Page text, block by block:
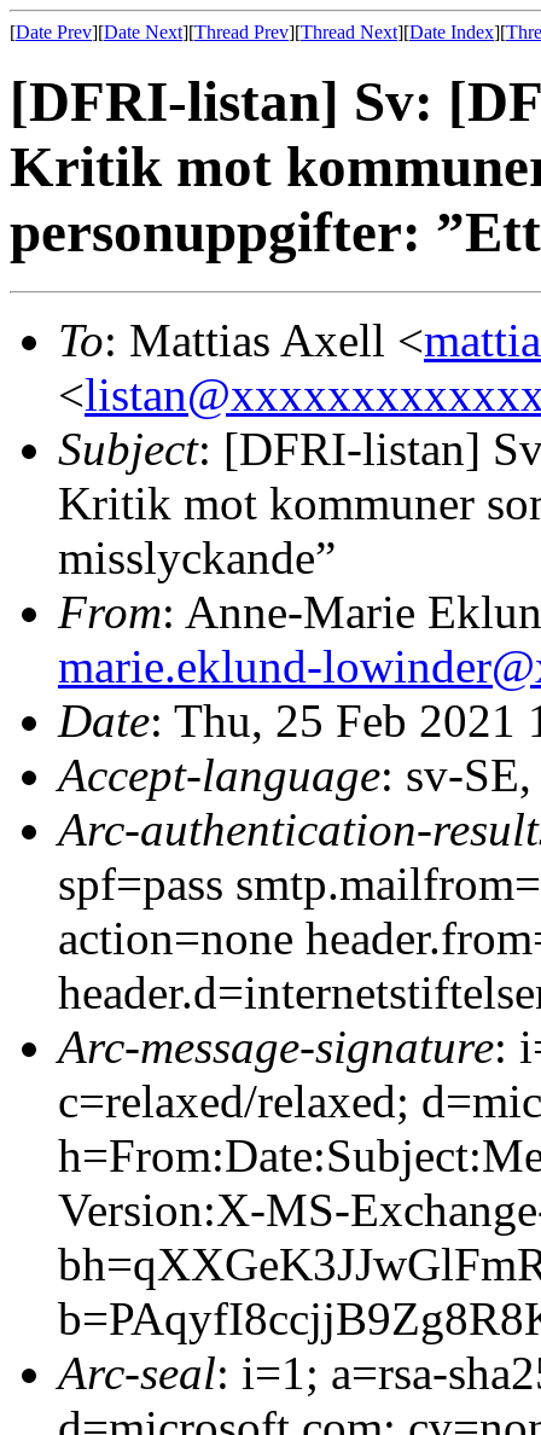
[Date Prev][Date Next][Thread Prev][Thread Next][Date Index][
[DFRI-listan] Sv:
Kritik mot
personuppgifter:
To: Mattias Axell <
<
Subject: [DFRI-listan]
Kritik mot kommuner
misslyckande”
From: Anne-Marie
marie.eklund-
Date: Thu, 25 Feb 2021
Accept-language: sv-
Arc-authentication-
spf=pass
action=none
Arc-message-signature:
c=relaxed/relaxed;
Version:X-MS-
Arc-seal: i=1; a=rsa-